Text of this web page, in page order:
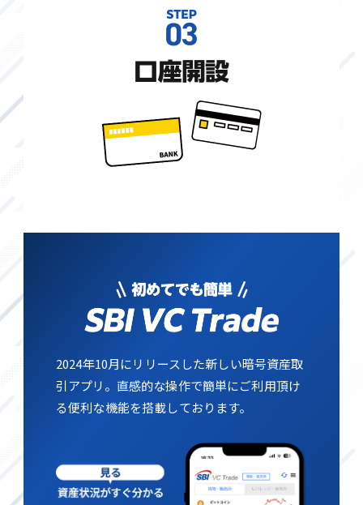
2024年10月にリリースした新しい暗号資産取
引アプリ。直感的な操作で簡単にご利用頂け
る便利な機能を搭載しております。